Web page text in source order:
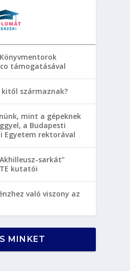
támogatásával
kitől származnak?
mint a gépeknek
a Budapesti
Egyetem rektorával
sarkát”
kutatói
való viszony az
MINKET